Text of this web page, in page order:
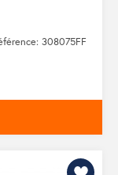
308075FF